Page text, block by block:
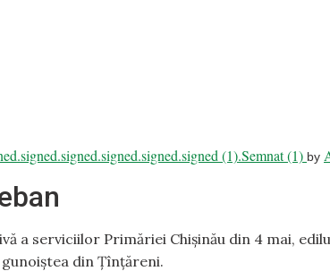
(1).Semnat (1) by
a serviciilor Primăriei Chișinău din 4 mai,
din Țînțăreni.